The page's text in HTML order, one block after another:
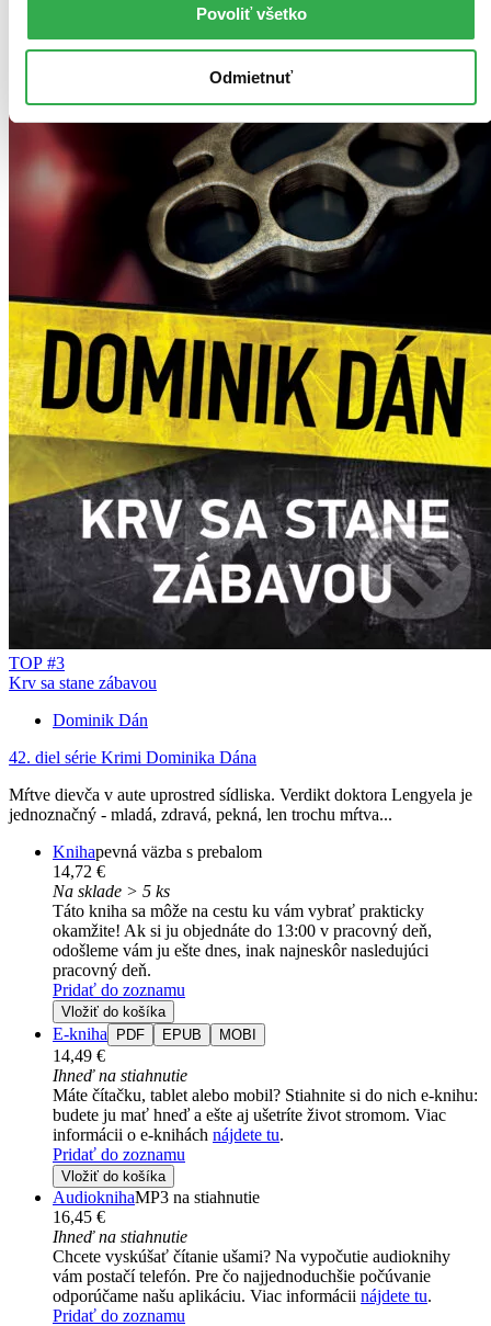
Povoliť všetko
Odmietnuť
TOP #3
Krv sa stane zábavou
Dominik Dán
42. diel série Krimi Dominika Dána
Mŕtve dievča v aute uprostred sídliska. Verdikt doktora Lengyela je
jednoznačný - mladá, zdravá, pekná, len trochu mŕtva...
Knihapevná väzba s prebalom
14,72 €
Na sklade > 5 ks
Táto kniha sa môže na cestu ku vám vybrať prakticky
okamžite! Ak si ju objednáte do 13:00 v pracovný deň,
odošleme vám ju ešte dnes, inak najneskôr nasledujúci
pracovný deň.
Pridať do zoznamu
Vložiť do košíka
E-kniha PDF EPUB MOBI
14,49 €
Ihneď na stiahnutie
Máte čítačku, tablet alebo mobil? Stiahnite si do nich e-knihu:
budete ju mať hneď a ešte aj ušetríte život stromom. Viac
informácii o e-knihách nájdete tu.
Pridať do zoznamu
Vložiť do košíka
AudioknihaMP3 na stiahnutie
16,45 €
Ihneď na stiahnutie
Chcete vyskúšať čítanie ušami? Na vypočutie audioknihy
vám postačí telefón. Pre čo najjednoduchšie počúvanie
odporúčame našu aplikáciu. Viac informácii nájdete tu.
Pridať do zoznamu